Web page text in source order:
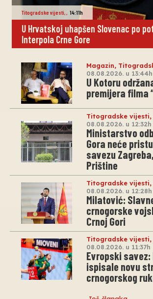
Titogradske vijesti,, 14:11h
U Hrvatskoj uhapšen Slovenac po
Interpola Crne Gore
Magazin,
08.08.2026. u 13:44h
U Kotoru
premijera filma
Titogradske vijesti,
08.08.2026. u 12:32h
Ministarstvo
Gora neće
savezu
Prištine
Titogradske vijesti,
08.08.2026. u 12:28h
Milatović:
crnogorske
Crnoj Gori
Titogradske vijesti,
08.08.2026. u 11:37h
Evropski
ispisale novu
crnogorskog